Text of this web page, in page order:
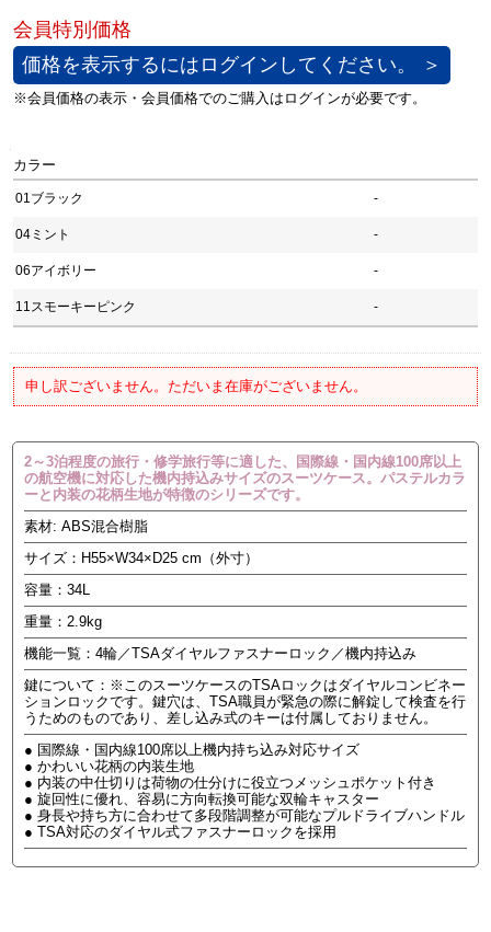
価格を表示するにはログインしてください。 ＞
カラー
01ブラック -
04ミント -
06アイボリー -
11スモーキーピンク -
申し訳ございません。ただいま在庫がございません。
2～3泊程度の旅行・修学旅行等に適した、国際線・国内線100席以上
の航空機に対応した機内持込みサイズのスーツケース。パステルカラ
ーと内装の花柄生地が特徴のシリーズです。
素材: ABS混合樹脂
サイズ：H55×W34×D25 cm（外寸）
容量：34L
重量：2.9kg
機能一覧：4輪／TSAダイヤルファスナーロック／機内持込み
鍵について：※このスーツケースのTSAロックはダイヤルコンビネー
ションロックです。鍵穴は、TSA職員が緊急の際に解錠して検査を行
うためのものであり、差し込み式のキーは付属しておりません。
● 国際線・国内線100席以上機内持ち込み対応サイズ
● かわいい花柄の内装生地
● 内装の中仕切りは荷物の仕分けに役立つメッシュポケット付き
● 旋回性に優れ、容易に方向転換可能な双輪キャスター
● 身長や持ち方に合わせて多段階調整が可能なプルドライブハンドル
● TSA対応のダイヤル式ファスナーロックを採用